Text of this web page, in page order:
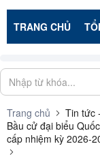
TRANG CHỦ
Trang chủ
Tin tức
Bầu cử đại biểu
cấp nhiệm kỳ 2026-